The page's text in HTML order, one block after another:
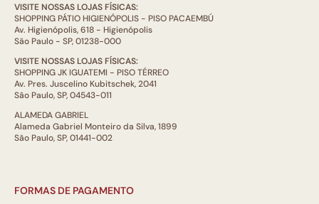
VISITE NOSSAS LOJAS FÍSICAS:
SHOPPING PÁTIO HIGIENÓPOLIS - PISO PACAEMBÚ
Av. Higienópolis, 618 - Higienópolis
São Paulo - SP, 01238-000
VISITE NOSSAS LOJAS FÍSICAS:
SHOPPING JK IGUATEMI - PISO TÉRREO
Av. Pres. Juscelino Kubitschek, 2041
São Paulo, SP, 04543-011
ALAMEDA GABRIEL
Alameda Gabriel Monteiro da Silva, 1899
São Paulo, SP, 01441-002
FORMAS DE PAGAMENTO